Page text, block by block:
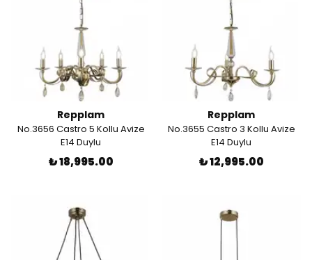
Repplam
No.3656 Castro 5 Kollu Avize
E14 Duylu
₺ 18,995.00
Repplam
No.3655 Castro 3 Kollu Avize
E14 Duylu
₺ 12,995.00